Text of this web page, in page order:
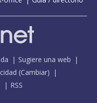
Sugiere una web
(Cambiar)
RSS